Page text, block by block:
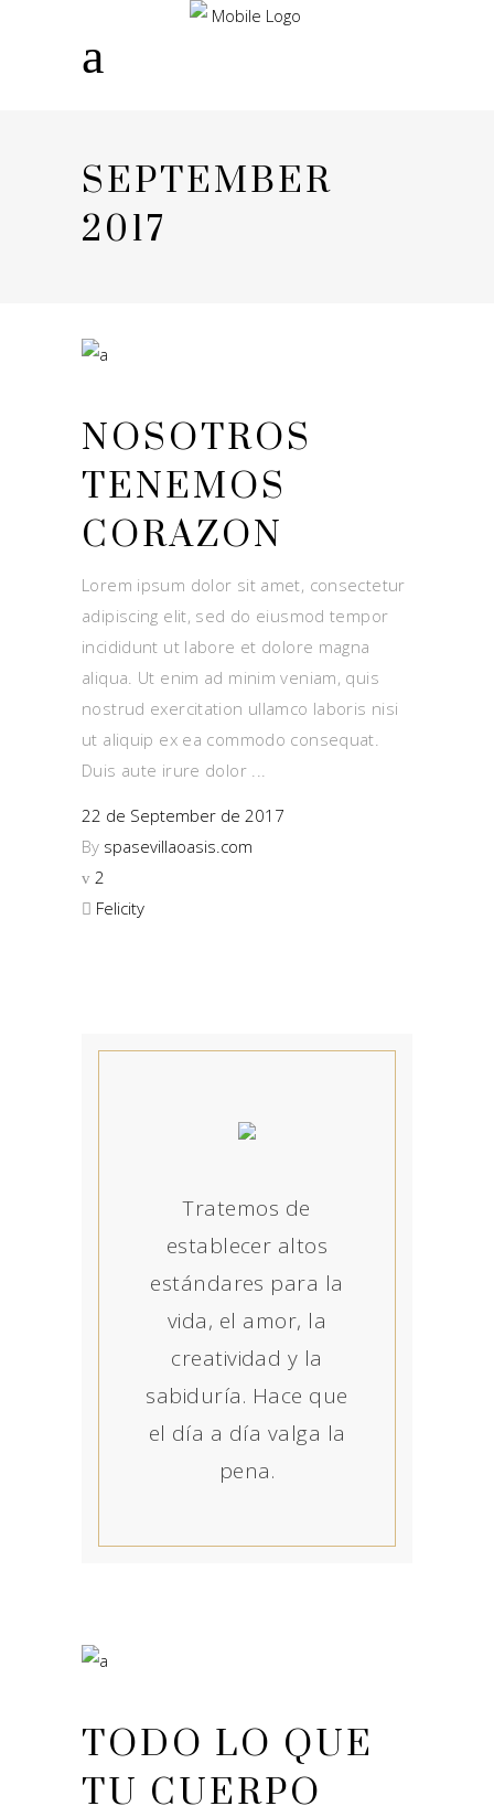
SEPTEMBER
2017
NOSOTROS
TENEMOS
CORAZON
Lorem ipsum dolor sit amet, consectetur
adipiscing elit, sed do eiusmod tempor
incididunt ut labore et dolore magna
aliqua. Ut enim ad minim veniam, quis
nostrud exercitation ullamco laboris nisi
ut aliquip ex ea commodo consequat.
Duis aute irure dolor
22 de September de 2017
By spasevillaoasis.com
2
Felicity
Tratemos de
establecer altos
estándares para la
vida, el amor, la
creatividad y la
sabiduría. Hace que
el día a día valga la
pena.
TODO LO QUE
TU CUERPO